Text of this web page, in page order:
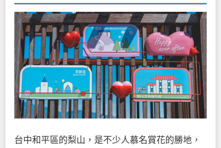
台中和平區的梨山，是不少人慕名賞花的勝地，